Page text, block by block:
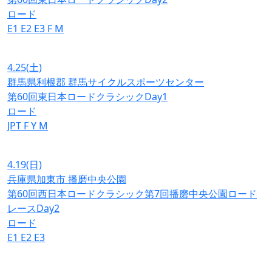
ロード
E1 E2 E3 F M
4.25(土)
群馬県利根郡 群馬サイクルスポーツセンター
第60回東日本ロードクラシックDay1
ロード
JPT FY M
4.19(日)
兵庫県加東市 播磨中央公園
第60回西日本ロードクラシック第7回播磨中央公園ロード
レースDay2
ロード
E1 E2 E3